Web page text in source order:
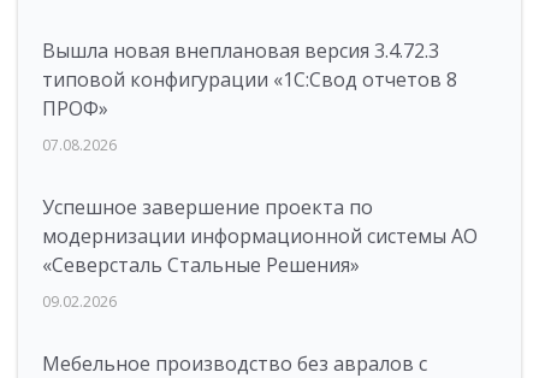
Вышла новая внеплановая версия 3.4.72.3
типовой конфигурации «1C:Свод отчетов 8
ПРОФ»
07.08.2026
Успешное завершение проекта по
модернизации информационной системы АО
«Северсталь Стальные Решения»
09.02.2026
Мебельное производство без авралов с